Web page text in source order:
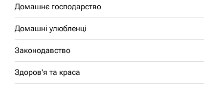
Домашнє господарство
Домашні улюбленці
Законодавство
Здоров'я та краса